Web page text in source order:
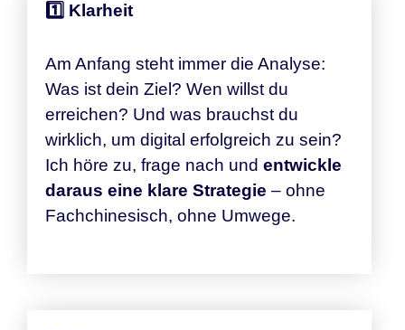
1️⃣ Klarheit
Am Anfang steht immer die Analyse:
Was ist dein Ziel? Wen willst du
erreichen? Und was brauchst du
wirklich, um digital erfolgreich zu sein?
Ich höre zu, frage nach und entwickle
daraus eine klare Strategie – ohne
Fachchinesisch, ohne Umwege.